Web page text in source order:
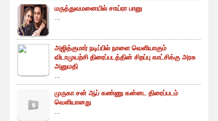
மருத்துவமனையில் சாய்ரா பானு
அஜித்குமார் நடிப்பில் நாளை வெளியாகும்
விடாமுயற்சி திரைப்படத்தின் சிறப்பு காட்சிக்கு அரசு
அனுமதி
முருகா சன் ஆப் கண்ணு கன்னட திரைப்படம்
வெளியானது